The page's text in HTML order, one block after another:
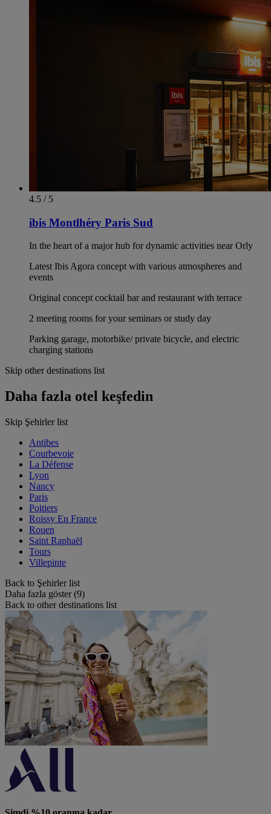
4.5 / 5
ibis Montlhéry Paris Sud
In the heart of a major hub for dynamic activities near Orly
Latest Ibis Agora concept with various atmospheres and
events
Original concept cocktail bar and restaurant with terrace
2 meeting rooms for your seminars or study day
Parking garage, motorbike/ private bicycle, and electric
charging stations
Skip other destinations list
Daha fazla otel keşfedin
Skip Şehirler list
Antibes
Courbevoie
La Défense
Lyon
Nancy
Paris
Poitiers
Roissy En France
Rouen
Saint Raphaël
Tours
Villepinte
Back to Şehirler list
Daha fazla göster (9)
Back to other destinations list